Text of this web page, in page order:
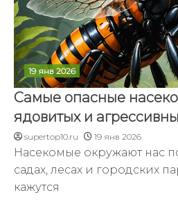
19 янв 2026
Самые опасные
ядовитых и
supertop10.ru 19 янв 2026
Насекомые окружают нас
садах, лесах и городских
кажутся